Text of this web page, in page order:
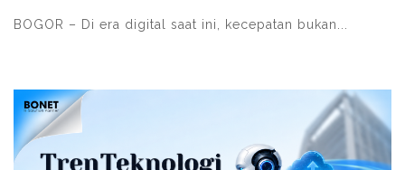
BOGOR – Di era digital saat ini, kecepatan bukan...